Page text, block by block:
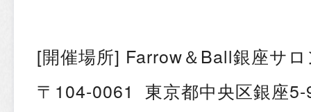
[開催場所] Farrow＆Ball銀座サ
〒104-0061 東京都中央区銀座